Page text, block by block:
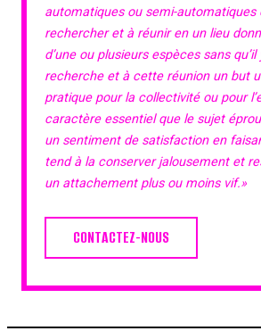
automatiques ou semi-automatiques
rechercher et à réunir en un lieu
d’une ou plusieurs espèces sans
recherche et à cette réunion un but
pratique pour la collectivité ou pour
caractère essentiel que le sujet
un sentiment de satisfaction en
tend à la conserver jalousement et
un attachement plus ou moins vif.»
CONTACTEZ-NOUS